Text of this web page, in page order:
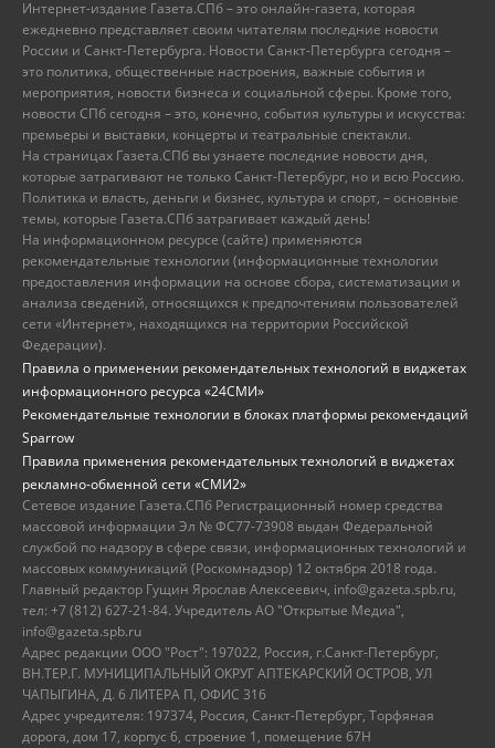
Интернет-издание Газета.СПб – это онлайн-газета, которая
ежедневно представляет своим читателям последние новости
России и Санкт-Петербурга. Новости Санкт-Петербурга сегодня –
это политика, общественные настроения, важные события и
мероприятия, новости бизнеса и социальной сферы. Кроме того,
новости СПб сегодня – это, конечно, события культуры и искусства:
премьеры и выставки, концерты и театральные спектакли.
На страницах Газета.СПб вы узнаете последние новости дня,
которые затрагивают не только Санкт-Петербург, но и всю Россию.
Политика и власть, деньги и бизнес, культура и спорт, – основные
темы, которые Газета.СПб затрагивает каждый день!
На информационном ресурсе (сайте) применяются
рекомендательные технологии (информационные технологии
предоставления информации на основе сбора, систематизации и
анализа сведений, относящихся к предпочтениям пользователей
сети «Интернет», находящихся на территории Российской
Федерации).
Правила о применении рекомендательных технологий в виджетах
информационного ресурса «24СМИ»
Рекомендательные технологии в блоках платформы рекомендаций
Sparrow
Правила применения рекомендательных технологий в виджетах
рекламно-обменной сети «СМИ2»
Сетевое издание Газета.СПб Регистрационный номер средства
массовой информации Эл № ФС77-73908 выдан Федеральной
службой по надзору в сфере связи, информационных технологий и
массовых коммуникаций (Роскомнадзор) 12 октября 2018 года.
Главный редактор Гущин Ярослав Алексеевич, info@gazeta.spb.ru,
тел: +7 (812) 627-21-84. Учредитель АО "Открытые Медиа",
info@gazeta.spb.ru
Адрес редакции ООО "Рост": 197022, Россия, г.Санкт-Петербург,
ВН.ТЕР.Г. МУНИЦИПАЛЬНЫЙ ОКРУГ АПТЕКАРСКИЙ ОСТРОВ, УЛ
ЧАПЫГИНА, Д. 6 ЛИТЕРА П, ОФИС 316
Адрес учредителя: 197374, Россия, Санкт-Петербург, Торфяная
дорога, дом 17, корпус 6, строение 1, помещение 67Н